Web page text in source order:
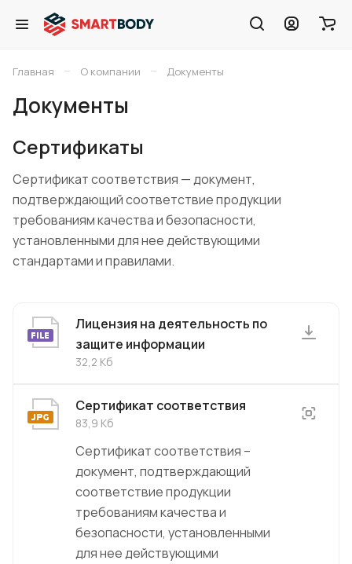
Главная – О компании – Документы
Документы
Сертификаты
Сертификат соответствия — документ,
подтверждающий соответствие продукции
требованиям качества и безопасности,
установленными для нее действующими
стандартами и правилами.
Лицензия на деятельность по
защите информации
32,2 Кб
Сертификат соответствия
83,9 Кб
Сертификат соответствия –
документ, подтверждающий
соответствие продукции
требованиям качества и
безопасности, установленными
для нее действующими